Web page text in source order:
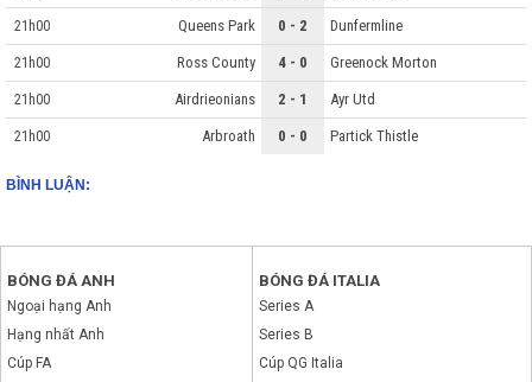
21h00 Queens Park 0 - 2 Dunfermline
21h00 Ross County 4 - 0 Greenock Morton
21h00 Airdrieonians 2 - 1 Ayr Utd
21h00 Arbroath 0 - 0 Partick Thistle
BÌNH LUẬN:
BÓNG ĐÁ ANH
Ngoại hạng Anh
Hạng nhất Anh
Cúp FA
BÓNG ĐÁ ITALIA
Series A
Series B
Cúp QG Italia